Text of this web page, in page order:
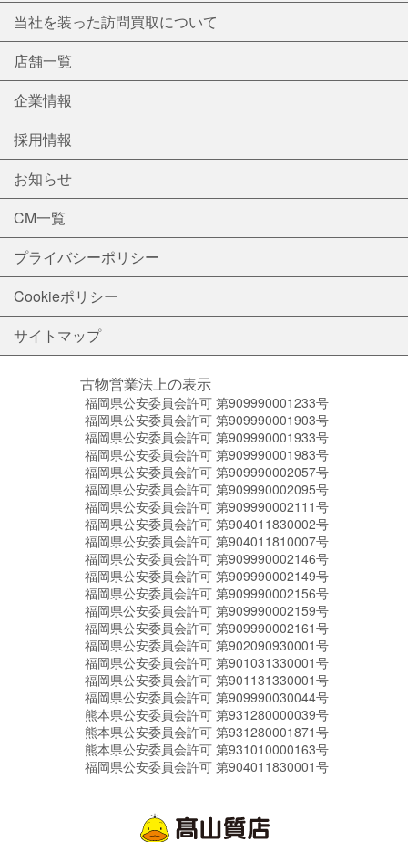
当社を装った訪問買取について
店舗一覧
企業情報
採用情報
お知らせ
CM一覧
プライバシーポリシー
Cookieポリシー
サイトマップ
古物営業法上の表示
福岡県公安委員会許可 第909990001233号
福岡県公安委員会許可 第909990001903号
福岡県公安委員会許可 第909990001933号
福岡県公安委員会許可 第909990001983号
福岡県公安委員会許可 第909990002057号
福岡県公安委員会許可 第909990002095号
福岡県公安委員会許可 第909990002111号
福岡県公安委員会許可 第904011830002号
福岡県公安委員会許可 第904011810007号
福岡県公安委員会許可 第909990002146号
福岡県公安委員会許可 第909990002149号
福岡県公安委員会許可 第909990002156号
福岡県公安委員会許可 第909990002159号
福岡県公安委員会許可 第909990002161号
福岡県公安委員会許可 第902090930001号
福岡県公安委員会許可 第901031330001号
福岡県公安委員会許可 第901131330001号
福岡県公安委員会許可 第909990030044号
熊本県公安委員会許可 第931280000039号
熊本県公安委員会許可 第931280001871号
熊本県公安委員会許可 第931010000163号
福岡県公安委員会許可 第904011830001号